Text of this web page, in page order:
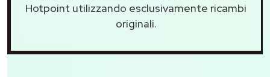
Hotpoint utilizzando esclusivamente ricambi
originali.